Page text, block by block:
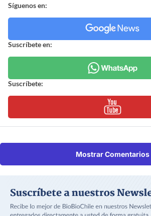
Síguenos en:
Suscríbete en:
Suscríbete:
Mostrar Comentarios